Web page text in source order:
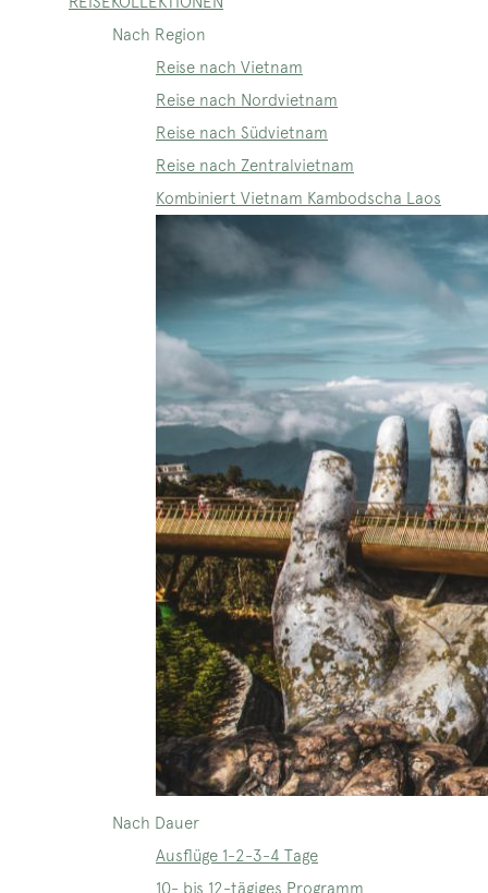
Nach Region
Reise nach Vietnam
Reise nach Nordvietnam
Reise nach Südvietnam
Reise nach Zentralvietnam
Kombiniert Vietnam Kambodscha Laos
Nach Dauer
Ausflüge 1-2-3-4 Tage
10- bis 12-tägiges Programm